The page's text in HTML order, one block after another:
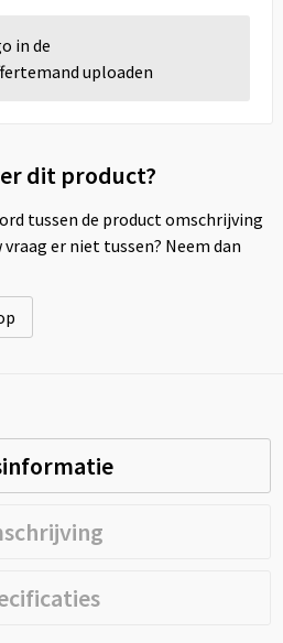
in de
uploaden
dit product?
tussen de product omschrijving
er niet tussen? Neem dan